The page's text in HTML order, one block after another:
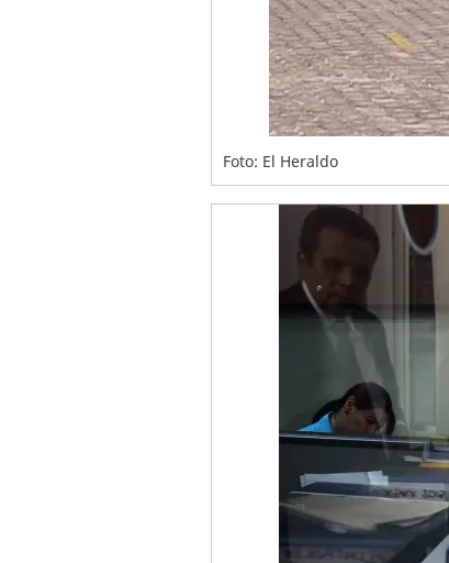
Foto: El Heraldo